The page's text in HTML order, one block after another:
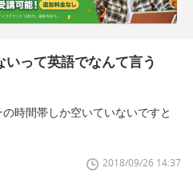
って英語でなんて言う
時間帯しか空いていないですと
2018/09/26 14:37